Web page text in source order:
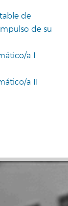
de
de su
a I
a II